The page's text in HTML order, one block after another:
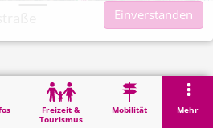
Freizeit &
Tourismus
Mobilität Mehr
Einverstanden